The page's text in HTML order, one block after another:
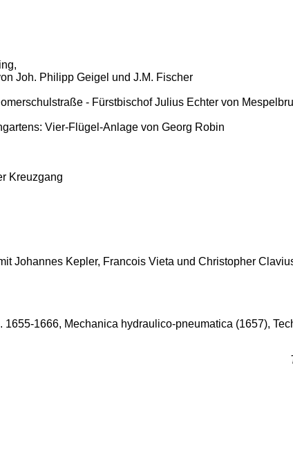
Joh. Philipp Geigel und J.M. Fischer
- Fürstbischof Julius Echter von
Vier-Flügel-Anlage von Georg Robin
Kreuzgang
Johannes Kepler, Francois Vieta und Christopher
1655-1666, Mechanica hydraulico-pneumatica (1657),